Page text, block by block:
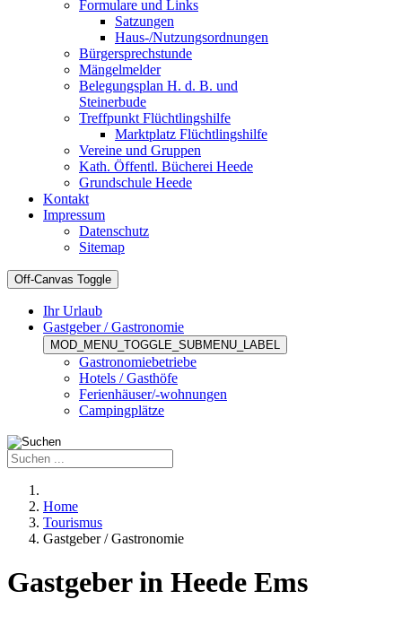
Formulare und Links
Satzungen
Haus-/Nutzungsordnungen
Bürgersprechstunde
Mängelmelder
Belegungsplan H. d. B. und
Steinerbude
Treffpunkt Flüchtlingshilfe
Marktplatz Flüchtlingshilfe
Vereine und Gruppen
Kath. Öffentl. Bücherei Heede
Grundschule Heede
Kontakt
Impressum
Datenschutz
Sitemap
Off-Canvas Toggle
Ihr Urlaub
Gastgeber / Gastronomie
MOD_MENU_TOGGLE_SUBMENU_LABEL
Gastronomiebetriebe
Hotels / Gasthöfe
Ferienhäuser/-wohnungen
Campingplätze
Home
Tourismus
Gastgeber / Gastronomie
Gastgeber in Heede Ems